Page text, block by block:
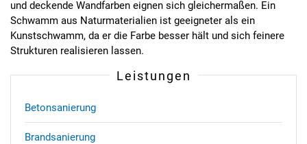
und deckende Wandfarben eignen sich gleichermaßen. Ein
Schwamm aus Naturmaterialien ist geeigneter als ein
Kunstschwamm, da er die Farbe besser hält und sich feinere
Strukturen realisieren lassen.
Leistungen
Betonsanierung
Brandsanierung